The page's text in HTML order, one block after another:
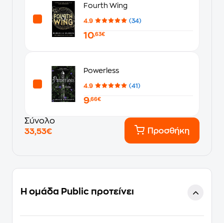
Fourth Wing
4.9 (34)
10,63€
Powerless
4.9 (41)
9,66€
Σύνολο
33,53€
Προσθήκη
Η ομάδα Public προτείνει